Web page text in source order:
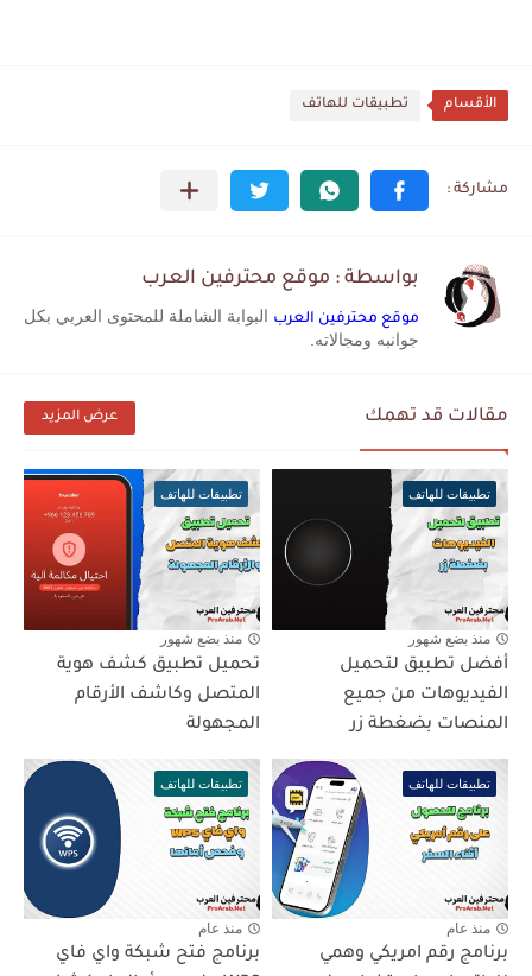
الأقسام تطبيقات للهاتف
بواسطة : موقع محترفين العرب
موقع محترفين العرب البوابة الشاملة للمحتوى العربي بكل
جوانبه ومجالاته.
مقالات قد تهمك عرض المزيد
تطبيقات للهاتف
منذ بضع شهور
أفضل تطبيق لتحميل
الفيديوهات من جميع
المنصات بضغطة زر
تطبيقات للهاتف
منذ بضع شهور
تحميل تطبيق كشف هوية
المتصل وكاشف الأرقام
المجهولة
تطبيقات للهاتف
منذ عام
برنامج رقم امريكي وهمي
تطبيقات للهاتف
منذ عام
برنامج فتح شبكة واي فاي